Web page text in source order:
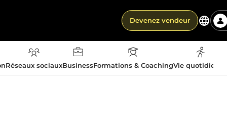
Devenez vendeur
Réseaux sociauxBusinessFormations & CoachingVie